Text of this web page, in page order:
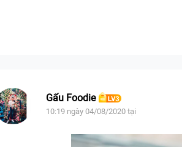
Gấu Foodie
10:19 ngày 04/08/2020 tại